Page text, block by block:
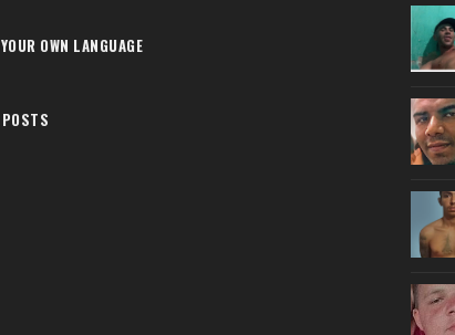
OWN LANGUAGE